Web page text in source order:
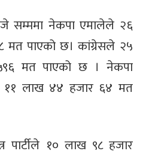
सम्ममा नेकपा एमालेले २६
मत पाएको छ। कांग्रेसले २५
मत पाएको छ । नेकपा
११ लाख ४४ हजार ६४ मत
पार्टीले १० लाख ९८ हजार